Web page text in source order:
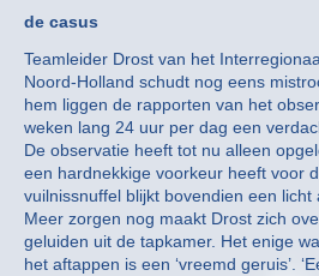
de casus
Teamleider Drost van het
Noord-Holland schudt nog eens
hem liggen de rapporten van het
weken lang 24 uur per dag een
De observatie heeft tot nu alleen
een hardnekkige voorkeur heeft voor
vuilnissnuffel blijkt bovendien een licht
Meer zorgen nog maakt Drost zich
geluiden uit de tapkamer. Het enige
het aftappen is een ‘vreemd geruis’.